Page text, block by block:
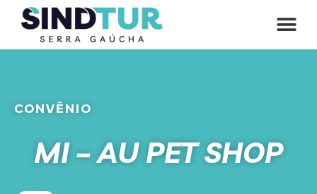
CONVÊNIO
MI – AU PET SHOP